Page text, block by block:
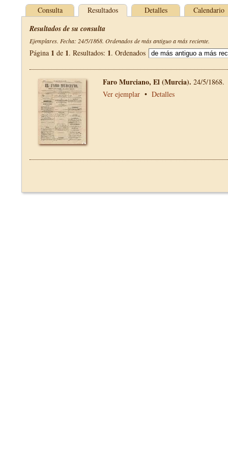
Consulta Resultados Detalles Calendario
Resultados de su consulta
Ejemplares. Fecha: 24/5/1868. Ordenados de más antiguo a más reciente.
Página 1 de 1. Resultados: 1. Ordenados
Faro Murciano, El (Murcia). 24/5/1868.
Ver ejemplar • Detalles